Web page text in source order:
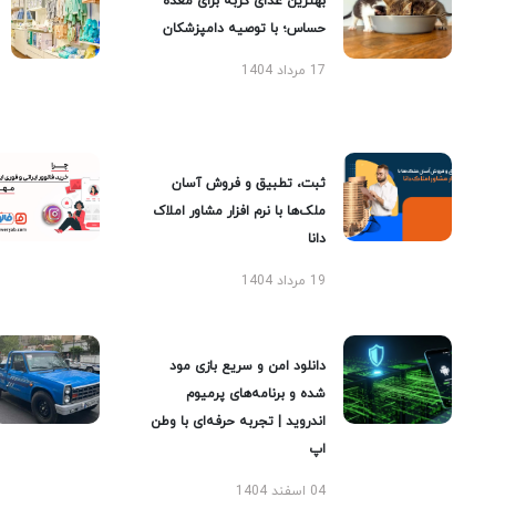
حساس؛ با توصیه دامپزشکان
17 مرداد 1404
ثبت، تطبیق و فروش آسان
ملک‌ها با نرم افزار مشاور املاک
دانا
19 مرداد 1404
دانلود امن و سریع بازی مود
شده و برنامه‌های پرمیوم
اندروید | تجربه حرفه‌ای با وطن
اپ
04 اسفند 1404